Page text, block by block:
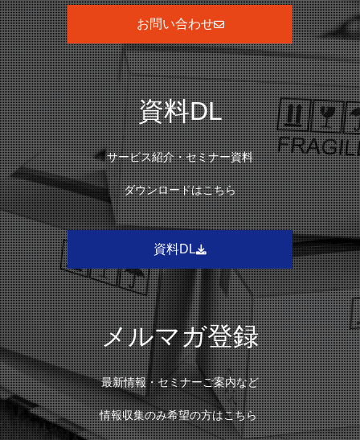
お問い合わせ
資料DL
サービス紹介・セミナー資料
ダウンロードはこちら
資料DL
メルマガ登録
最新情報・セミナーご案内など
情報収集のみ希望の方はこちら